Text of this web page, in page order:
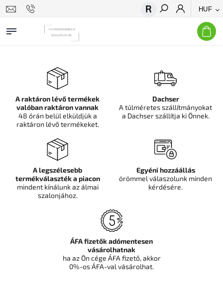
HUF
Keresés
A raktáron lévő termékek
valóban raktáron vannak
48 órán belül elküldjük a
raktáron lévő termékeket.
Dachser
A túlméretes szállítmányokat
a Dachser szállítja ki Önnek.
A legszélesebb
termékválaszték a piacon
mindent kínálunk az álmai
szalonjához.
Egyéni hozzáállás
örömmel válaszolunk minden
kérdésére.
ÁFA fizetők adómentesen
vásárolhatnak
ha az Ön cége ÁFA fizető, akkor
0%-os ÁFA-val vásárolhat.